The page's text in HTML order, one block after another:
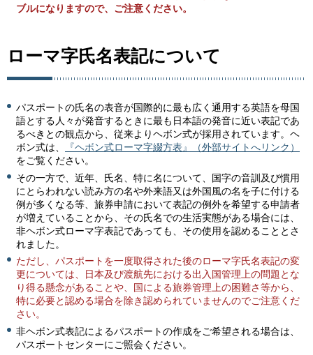
ブルになりますので、ご注意ください。
ローマ字氏名表記について
パスポートの氏名の表音が国際的に最も広く通用する英語を母国
語とする人々が発音するときに最も日本語の発音に近い表記であ
るべきとの観点から、従来よりヘボン式が採用されています。ヘ
ボン式は、
『ヘボン式ローマ字綴方表』（外部サイトへリンク）
をご覧ください。
その一方で、近年、氏名、特に名について、国字の音訓及び慣用
にとらわれない読み方の名や外来語又は外国風の名を子に付ける
例が多くなる等、旅券申請において表記の例外を希望する申請者
が増えていることから、その氏名での生活実態がある場合には、
非ヘボン式ローマ字表記であっても、その使用を認めることとさ
れました。
ただし、パスポートを一度取得された後のローマ字氏名表記の変
更については、日本及び渡航先における出入国管理上の問題とな
り得る懸念があることや、国による旅券管理上の困難さ等から、
特に必要と認める場合を除き認められていませんのでご注意くだ
さい。
非ヘボン式表記によるパスポートの作成をご希望される場合は、
パスポートセンターにご照会ください。